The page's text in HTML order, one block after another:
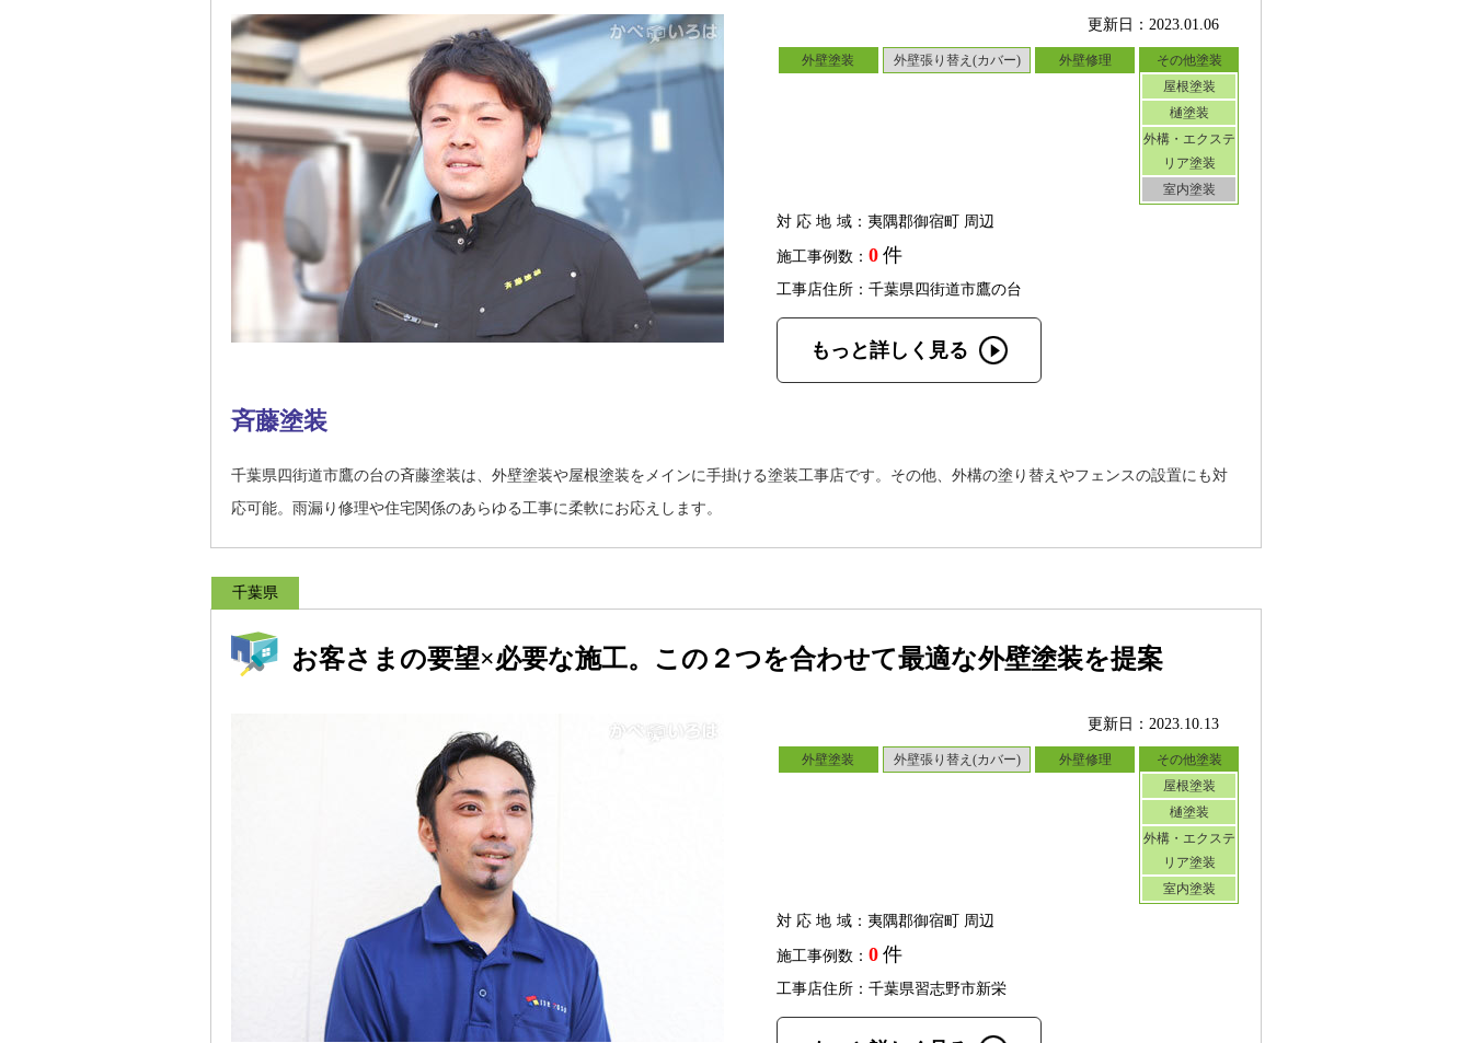
更新日：2023.01.06
外壁塗装 外壁張り替え(カバー) 外壁修理
その他塗装
屋根塗装
樋塗装
外構・エクステ
リア塗装
室内塗装
対応地域：夷隅郡御宿町 周辺
施工事例数： 0 件
工事店住所：千葉県四街道市鷹の台
もっと詳しく見る
斉藤塗装
千葉県四街道市鷹の台の斉藤塗装は、外壁塗装や屋根塗装をメインに手掛ける塗装工事店です。その他、外構の塗り替えやフェンスの設置にも対
応可能。雨漏り修理や住宅関係のあらゆる工事に柔軟にお応えします。
千葉県
お客さまの要望×必要な施工。この２つを合わせて最適な外壁塗装を提案
更新日：2023.10.13
外壁塗装 外壁張り替え(カバー) 外壁修理
その他塗装
屋根塗装
樋塗装
外構・エクステ
リア塗装
室内塗装
対応地域：夷隅郡御宿町 周辺
施工事例数： 0 件
工事店住所：千葉県習志野市新栄